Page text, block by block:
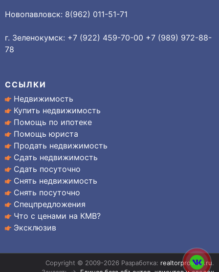
Новопавловск: 8(962) 011-51-71
г. Зеленокумск: +7 (922) 459-70-00 +7 (989) 972-88-
78
ССЫЛКИ
Недвижимость
Купить недвижимость
Помощь по ипотеке
Помощь юриста
Продать недвижимость
Сдать недвижимость
Сдать посуточно
Снять недвижимость
Снять посуточно
Спецпредложения
Что с ценами на КМВ?
Эксклюзив
Copyright © 2009-2026 Разработка: realtorproweb.ru.